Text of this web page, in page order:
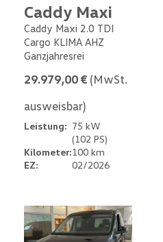
Caddy Maxi
Caddy Maxi 2.0 TDI
Cargo KLIMA AHZ
Ganzjahresrei
29.979,00 € (MwSt.
ausweisbar)
Leistung: 75 kW
(102 PS)
Kilometer:100 km
EZ:
02/2026